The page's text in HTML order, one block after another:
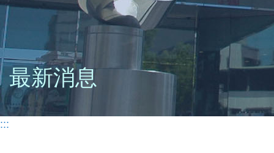
最新消息
:::